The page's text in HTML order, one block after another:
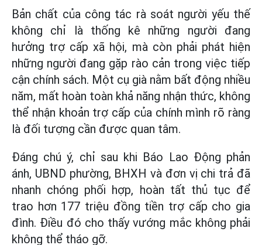
Bản chất của công tác rà soát người yếu thế
không chỉ là thống kê những người đang
hưởng trợ cấp xã hội, mà còn phải phát hiện
những người đang gặp rào cản trong việc tiếp
cận chính sách. Một cụ già nằm bất động nhiều
năm, mất hoàn toàn khả năng nhận thức, không
thể nhận khoản trợ cấp của chính mình rõ ràng
là đối tượng cần được quan tâm.
Đáng chú ý, chỉ sau khi Báo Lao Động phản
ánh, UBND phường, BHXH và đơn vị chi trả đã
nhanh chóng phối hợp, hoàn tất thủ tục để
trao hơn 177 triệu đồng tiền trợ cấp cho gia
đình. Điều đó cho thấy vướng mắc không phải
không thể tháo gỡ.